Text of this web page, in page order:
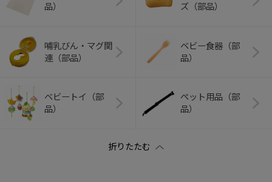
品）
ズ（部品）
哺乳びん・マグ関
連（部品）
ベビー食器（部
品）
ベビートイ（部
品）
ペット用品（部
品）